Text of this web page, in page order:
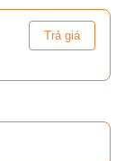
Trả giá